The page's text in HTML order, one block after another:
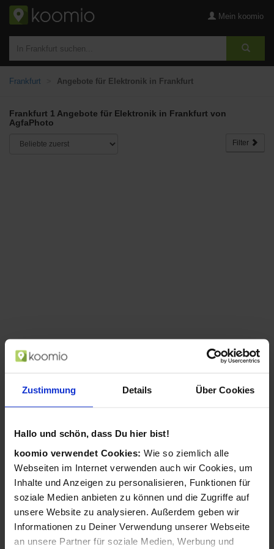
Zustimmung Details Über Cookies
Hallo und schön, dass Du hier bist!
koomio verwendet Cookies: Wie so ziemlich alle
Webseiten im Internet verwenden auch wir Cookies, um
Inhalte und Anzeigen zu personalisieren, Funktionen für
soziale Medien anbieten zu können und die Zugriffe auf
unsere Website zu analysieren. Außerdem geben wir
Informationen zu Deiner Verwendung unserer Webseite
an unsere Partner für soziale Medien, Werbung und
Mein koomio
Frankfurt Angebote für Elektronik in Frankfurt
Frankfurt 1 Angebote für Elektronik in Frankfurt von
AgfaPhoto
Filter
AgfaPhoto Compact DC8200 1/3.2 Zoll
Kompaktkamera 18 MP CMOS 4896 x 3672
Pixel Violett (Violett)
ab 114,99 €
in 1 Geschäften